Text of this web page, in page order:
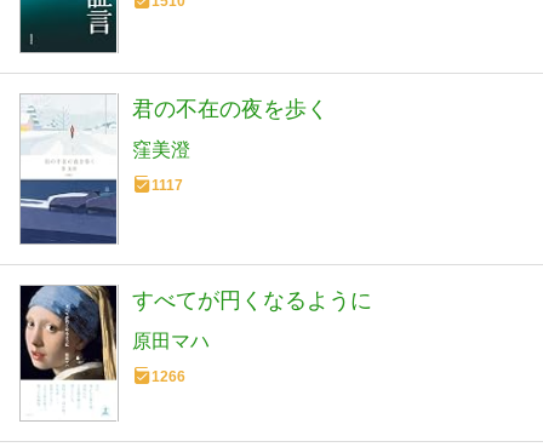
君の不在の夜を歩く
窪美澄
1117
すべてが円くなるように
原田マハ
1266